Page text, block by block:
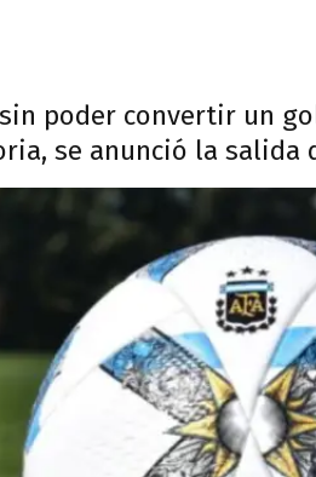
poder convertir un
se anunció la salida